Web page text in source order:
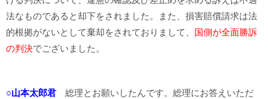
法なものであると却下をされました。また、損害賠償請求は法
的根拠がないとして棄却をされておりまして、 国側が全面勝訴
の判決でございました。
○山本太郎君 総理とお願いしたんです。総理にお答えいただ